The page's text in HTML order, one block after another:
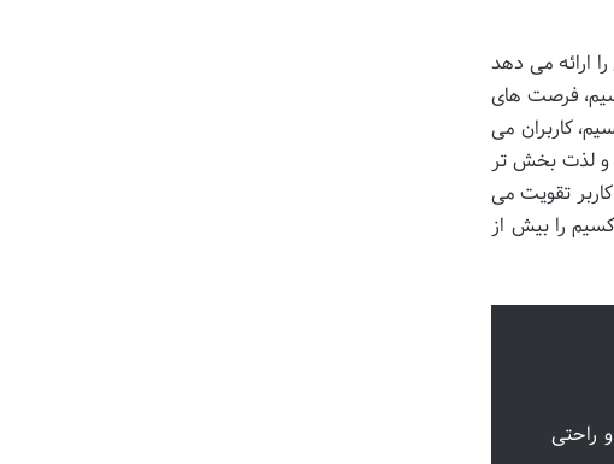
ارائه می دهد
فرصت های
کاربران می
و لذت بخش تر
تقویت می
را بیش از
راحتی